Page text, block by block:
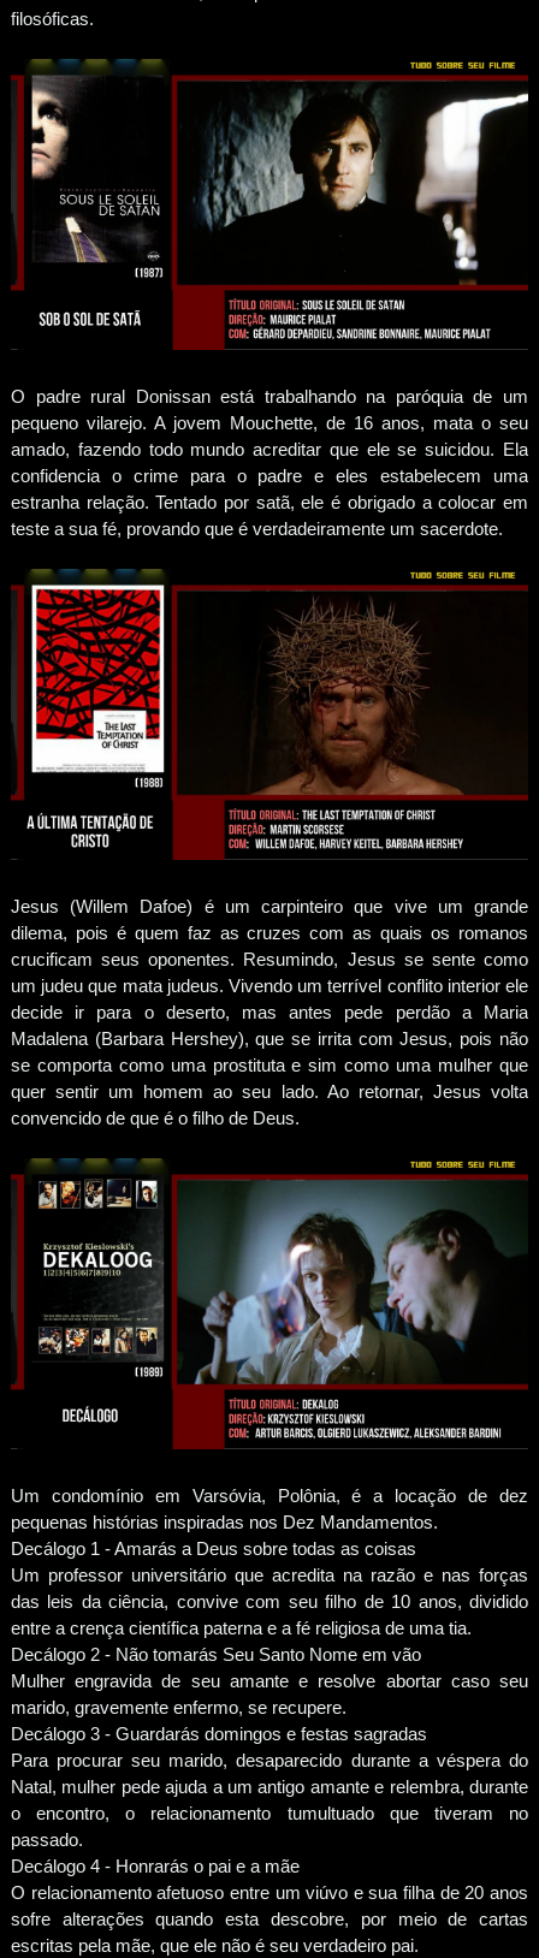
filosóficas.
O padre rural Donissan está trabalhando na paróquia de um
pequeno vilarejo. A jovem Mouchette, de 16 anos, mata o seu
amado, fazendo todo mundo acreditar que ele se suicidou. Ela
confidencia o crime para o padre e eles estabelecem uma
estranha relação. Tentado por satã, ele é obrigado a colocar em
teste a sua fé, provando que é verdadeiramente um sacerdote.
Jesus (Willem Dafoe) é um carpinteiro que vive um grande
dilema, pois é quem faz as cruzes com as quais os romanos
crucificam seus oponentes. Resumindo, Jesus se sente como
um judeu que mata judeus. Vivendo um terrível conflito interior ele
decide ir para o deserto, mas antes pede perdão a Maria
Madalena (Barbara Hershey), que se irrita com Jesus, pois não
se comporta como uma prostituta e sim como uma mulher que
quer sentir um homem ao seu lado. Ao retornar, Jesus volta
convencido de que é o filho de Deus.
Um condomínio em Varsóvia, Polônia, é a locação de dez
pequenas histórias inspiradas nos Dez Mandamentos.
Decálogo 1 - Amarás a Deus sobre todas as coisas
Um professor universitário que acredita na razão e nas forças
das leis da ciência, convive com seu filho de 10 anos, dividido
entre a crença científica paterna e a fé religiosa de uma tia.
Decálogo 2 - Não tomarás Seu Santo Nome em vão
Mulher engravida de seu amante e resolve abortar caso seu
marido, gravemente enfermo, se recupere.
Decálogo 3 - Guardarás domingos e festas sagradas
Para procurar seu marido, desaparecido durante a véspera do
Natal, mulher pede ajuda a um antigo amante e relembra, durante
o encontro, o relacionamento tumultuado que tiveram no
passado.
Decálogo 4 - Honrarás o pai e a mãe
O relacionamento afetuoso entre um viúvo e sua filha de 20 anos
sofre alterações quando esta descobre, por meio de cartas
escritas pela mãe, que ele não é seu verdadeiro pai.